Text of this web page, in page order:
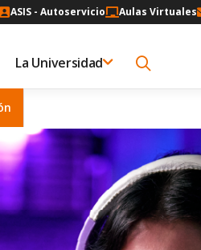
ASIS - Autoservicio Aulas Virtuales
La Universidad